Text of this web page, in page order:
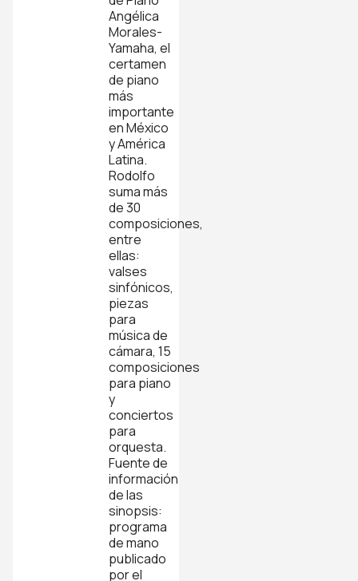
Angélica
Morales-
Yamaha, el
certamen
de piano
más
importante
en México
y América
Latina.
Rodolfo
suma más
de 30
composiciones,
entre
ellas:
valses
sinfónicos,
piezas
para
música de
cámara, 15
composiciones
para piano
y
conciertos
para
orquesta.
Fuente de
información
de las
sinopsis:
programa
de mano
publicado
por el